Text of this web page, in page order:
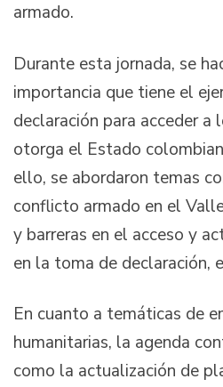
armado.
Durante esta jornada, se
importancia que tiene el
declaración para acceder a
otorga el Estado
ello, se abordaron temas
conflicto armado en el
y barreras en el acceso y
en la toma de declaración,
En cuanto a temáticas de
humanitarias, la agenda
como la actualización de